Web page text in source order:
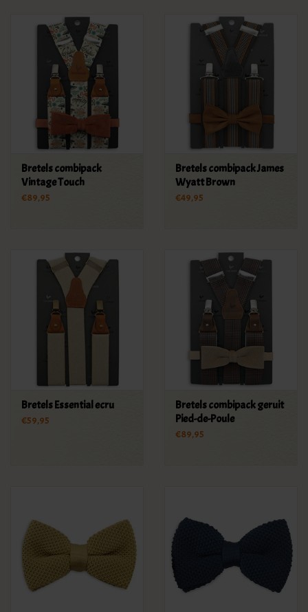
Bretels combipack
Vintage Touch
€89,95
Bretels combipack James
Wyatt Brown
€49,95
Bretels Essential ecru
€59,95
Bretels combipack geruit
Pied-de-Poule
€89,95